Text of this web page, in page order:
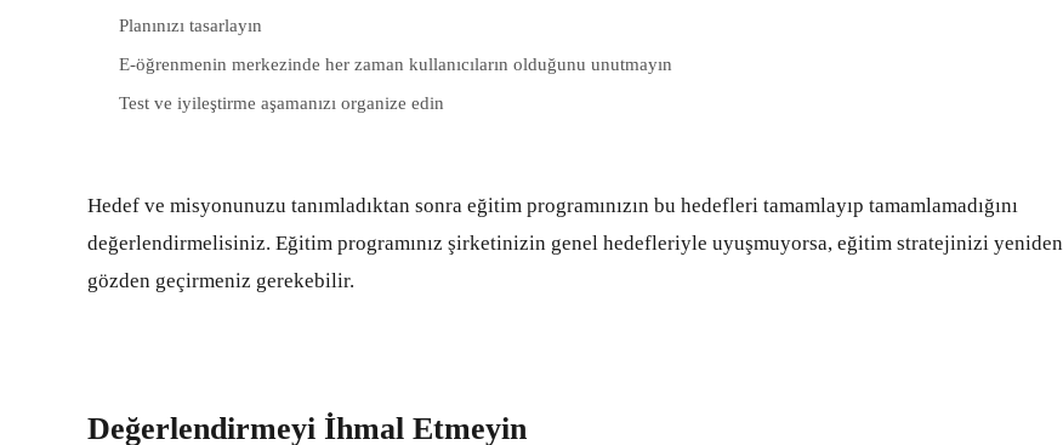
Planınızı tasarlayın
E-öğrenmenin merkezinde her zaman kullanıcıların olduğunu unutmayın
Test ve iyileştirme aşamanızı organize edin
Hedef ve misyonunuzu tanımladıktan sonra eğitim programınızın bu hedefleri tamamlayıp tamamlamadığını
değerlendirmelisiniz. Eğitim programınız şirketinizin genel hedefleriyle uyuşmuyorsa, eğitim stratejinizi yeniden
gözden geçirmeniz gerekebilir.
Değerlendirmeyi İhmal Etmeyin